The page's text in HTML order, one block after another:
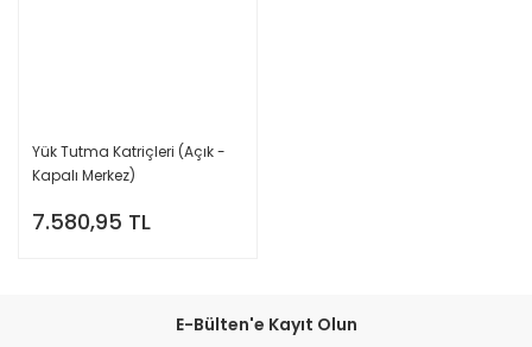
Yük Tutma Katriçleri (Açık -
Kapalı Merkez)
7.580,95 TL
E-Bülten'e Kayıt Olun